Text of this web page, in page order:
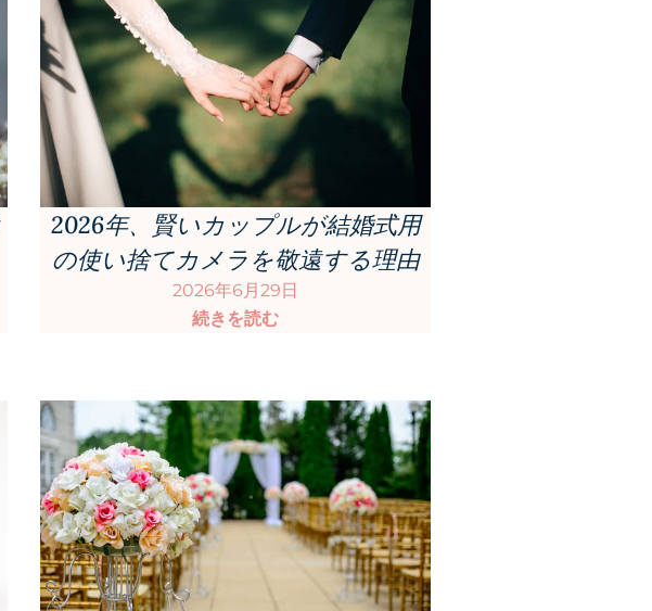
2026年、賢いカップルが結婚式用
の使い捨てカメラを敬遠する理由
2026年6月29日
続きを読む